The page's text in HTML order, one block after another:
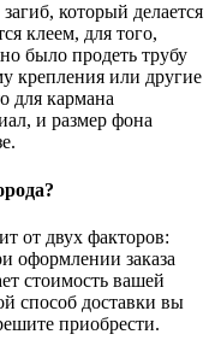
который делается
клеем, для того,
было продеть трубу
крепления или другие
для кармана
и размер фона
от двух факторов:
оформлении заказа
стоимость вашей
способ доставки вы
приобрести.